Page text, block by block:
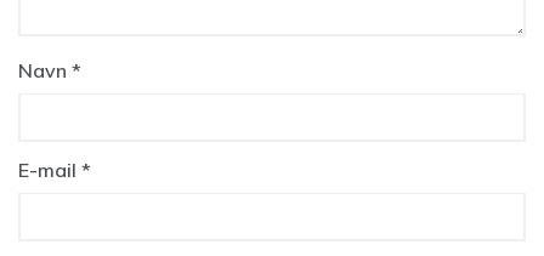
Navn *
E-mail *